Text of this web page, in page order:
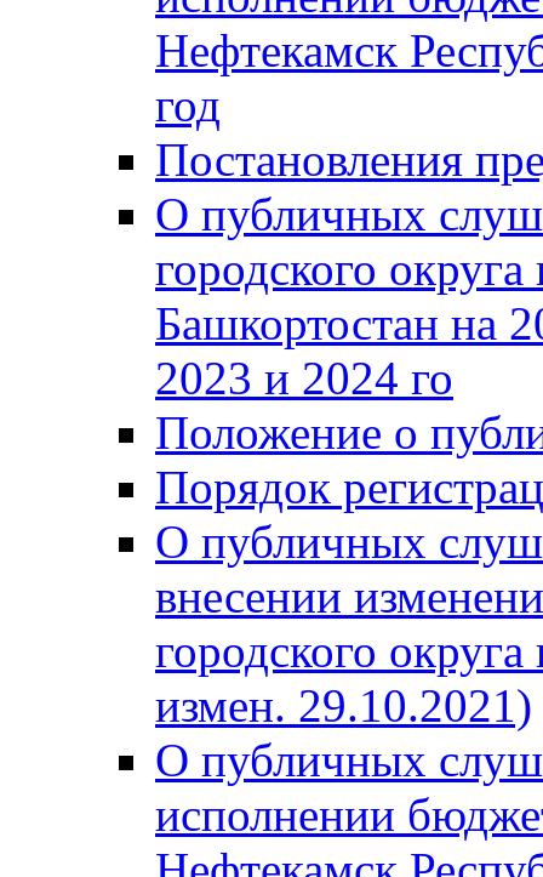
Нефтекамск
год
Постановления
О публичных
городского
Башкортостан на
2023 и 2024 го
Положение о
Порядок
О публичных
внесении
городского
измен. 29.10.2021)
О публичных
исполнении